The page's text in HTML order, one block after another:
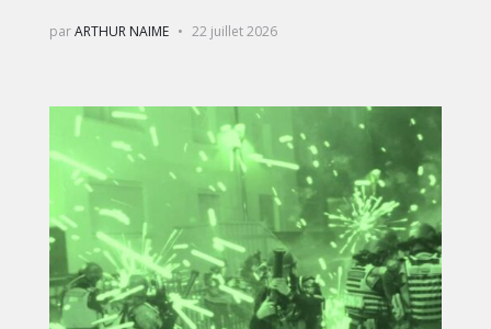
parARTHUR NAIME 22 juillet 2026